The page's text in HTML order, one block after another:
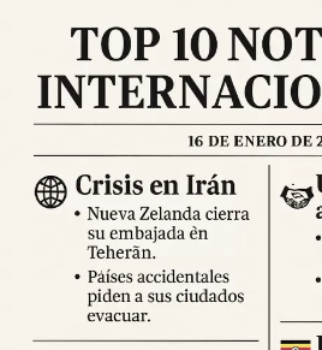
de heridos y víctimas mortales
labores de evaluación continúan y
se actualicen en las próximas
población permanecer en
desplazamientos innecesarios y
de los cuerpos de emergencia.